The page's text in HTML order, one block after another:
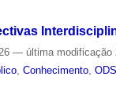
— última modificação
,Conhecimento,